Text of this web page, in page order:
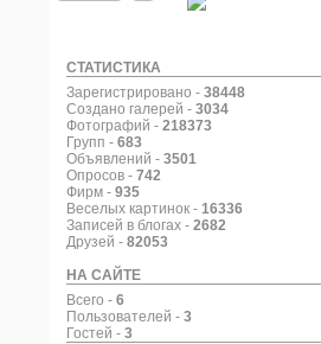
СТАТИСТИКА
Зарегистрировано - 38448
Создано галерей - 3034
Фотографий - 218373
Групп - 683
Объявлений - 3501
Опросов - 742
Фирм - 935
Веселых картинок - 16336
Записей в блогах - 2682
Друзей - 82053
НА САЙТЕ
Всего - 6
Пользователей - 3
Гостей - 3